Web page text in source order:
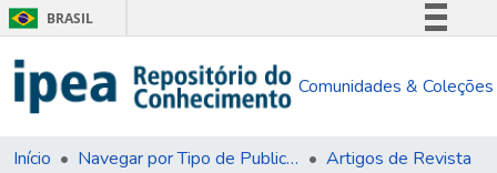
BRASIL
Comunica BR
Acesso à informação
Comunidades & Coleções
Início Navegar por Tipo de Publicação
Artigos de Revista